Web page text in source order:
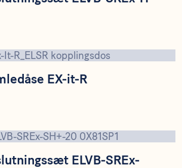
EX-it-R
EX-it-R
ELVB-SREx-
ELVB-SREx-SH+-20